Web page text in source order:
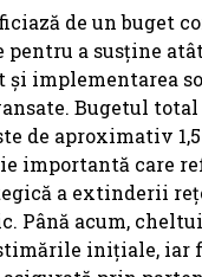
de un buget
a susține
și implementarea
Bugetul
de aproximativ
importantă care
a extinderii
Până acum,
inițiale, iar